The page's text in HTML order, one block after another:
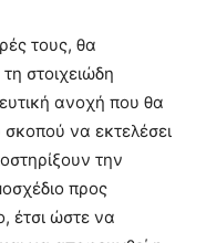
τους, θα
στοιχειώδη
ανοχή που θα
να εκτελέσει
την
προς
έτσι ώστε να